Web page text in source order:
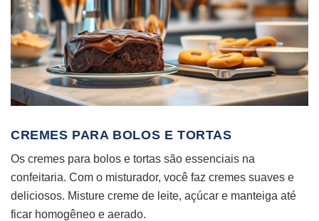
CREMES PARA BOLOS E TORTAS
Os cremes para bolos e tortas são essenciais na
confeitaria. Com o misturador, você faz cremes suaves e
deliciosos. Misture creme de leite, açúcar e manteiga até
ficar homogêneo e aerado.